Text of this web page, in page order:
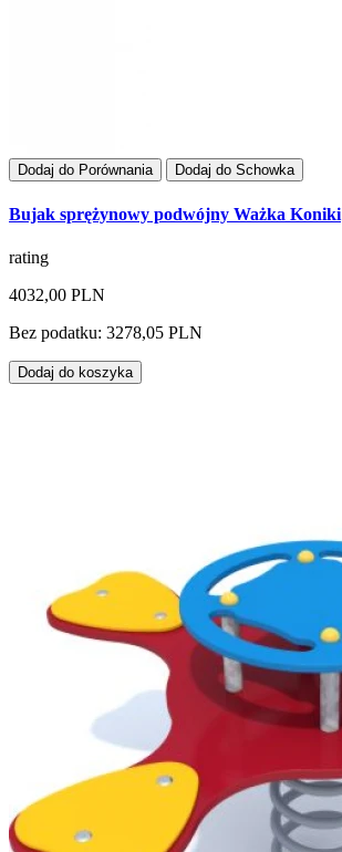
Dodaj do Porównania Dodaj do Schowka
Bujak sprężynowy podwójny Ważka Koniki
rating
4032,00 PLN
Bez podatku: 3278,05 PLN
Dodaj do koszyka